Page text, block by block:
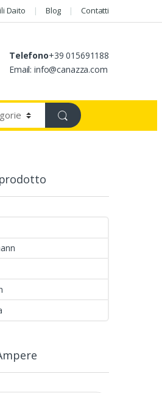
Daito Blog Contatti
Telefono+39 015691188
Email: info@canazza.com